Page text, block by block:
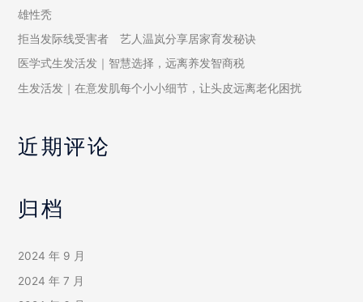
雄性秃
拒当发际线受害者 艺人温岚分享居家育发秘诀
医学式生发活发｜智慧选择，远离养发智商税
生发活发｜在意发肌每个小小细节，让头皮远离老化困扰
近期评论
归档
2024 年 9 月
2024 年 7 月